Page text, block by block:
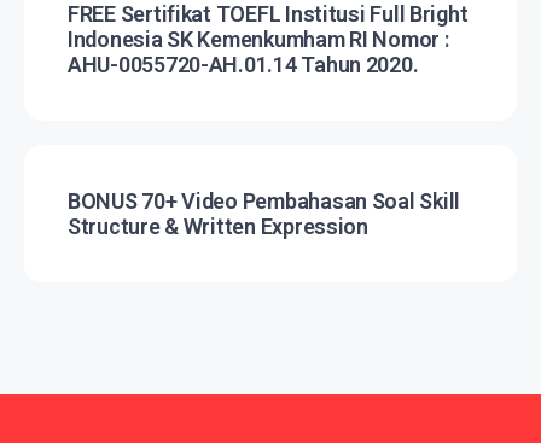
FREE Sertifikat TOEFL Institusi Full Bright
Indonesia SK Kemenkumham RI Nomor :
AHU-0055720-AH.01.14 Tahun 2020.
BONUS 70+ Video Pembahasan Soal Skill
Structure & Written Expression